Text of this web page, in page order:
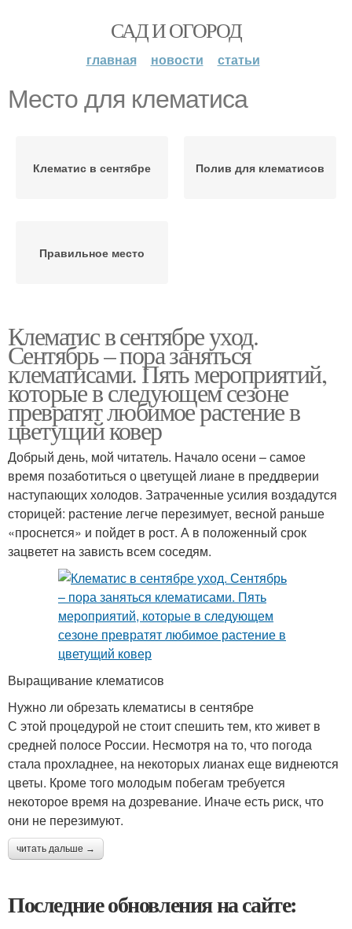
САД И ОГОРОД
главная новости статьи
Место для клематиса
Клематис в сентябре Полив для клематисов
Правильное место
Клематис в сентябре уход.
Сентябрь – пора заняться
клематисами. Пять мероприятий,
которые в следующем сезоне
превратят любимое растение в
цветущий ковер
Добрый день, мой читатель. Начало осени – самое
время позаботиться о цветущей лиане в преддверии
наступающих холодов. Затраченные усилия воздадутся
сторицей: растение легче перезимует, весной раньше
«проснется» и пойдет в рост. А в положенный срок
зацветет на зависть всем соседям.
Выращивание клематисов
Нужно ли обрезать клематисы в сентябре
С этой процедурой не стоит спешить тем, кто живет в
средней полосе России. Несмотря на то, что погода
стала прохладнее, на некоторых лианах еще виднеются
цветы. Кроме того молодым побегам требуется
некоторое время на дозревание. Иначе есть риск, что
они не перезимуют.
читать дальше →
Последние обновления на сайте: